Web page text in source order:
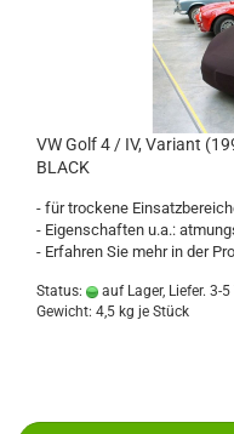
VW Golf 4 / IV, Variant
BLACK
- für trockene
- Eigenschaften u.a.:
- Erfahren Sie mehr in der
Status: auf Lager, Liefer. 3-5
Gewicht: 4,5 kg je Stück